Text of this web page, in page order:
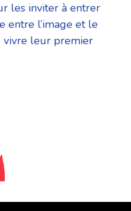
les inviter à entrer
entre l’image et le
leur premier